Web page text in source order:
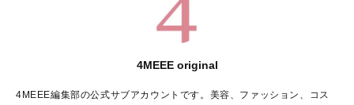
4MEEE original
4MEEE編集部の公式サブアカウントです。美容、ファッション、コス